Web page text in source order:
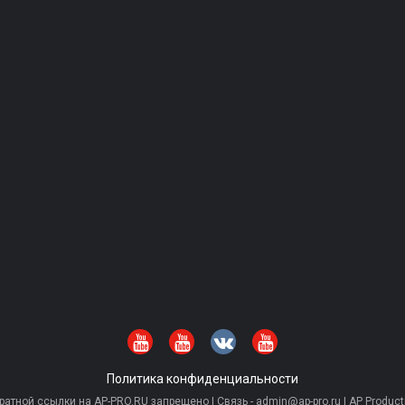
Политика конфиденциальности
ссылки на AP-PRO.RU запрещено | Связь - admin@ap-pro.ru | AP